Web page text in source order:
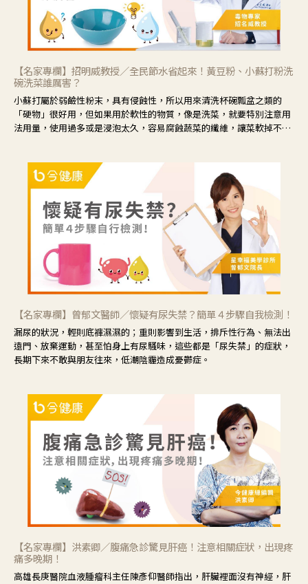
【名家專欄】招明威教授／全民節水省起來！黃豆粉、小蘇打粉洗
碗洗菜誰厲害？
小蘇打屬於弱鹼性粉末，具有侵蝕性，所以用來清洗杯碗瓢盆之類的
「硬物」很好用，但如果用於軟性的物質，像是洗菜，就要特別注意用
法用量，使用過多或是浸泡太久，容易腐蝕蔬菜的纖維，讓菜軟掉不清
【名家專欄】曾郁文醫師／懷疑有尿失禁？簡單４步驟自我檢測！
漏尿的狀況，輕則底褲濕濕的；重則影響到生活，排斥性行為、無法出
遠門、放棄運動，甚至怕身上有尿騷味，這些都是「尿失禁」的症狀，
長期下來不敢與朋友往來，低潮陰霾造成憂鬱症。
【名家專欄】洪素卿／腹痛急診驚見肝癌！注意相關症狀，出現疼
痛多晚期！
高雄長庚醫院血液腫瘤科主任陳彥仰醫師指出，肝臟裡面沒有神經，肝